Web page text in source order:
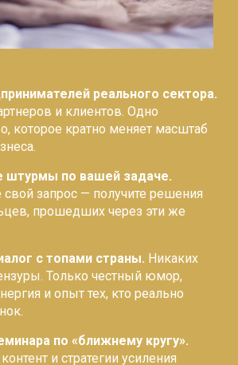
реального сектора.
и клиентов. Одно
которое кратно меняет масштаб
штурмы по вашей задаче.
свой запрос — получите решения
прошедших через эти же
с топами страны. Никаких
Только честный юмор,
и опыт тех, кто реально
по «ближнему кругу».
и стратегии усиления